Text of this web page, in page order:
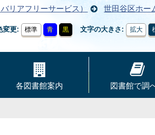
リアフリーサービス） 世田谷区ホー
変更 標準 青 黒 文字の大きさ 拡大
各図書館案内 図書館で調